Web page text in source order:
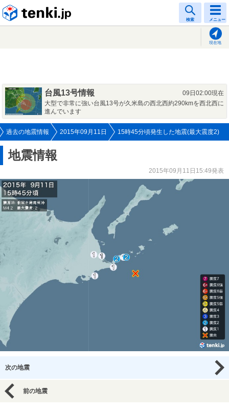
検索 メニュー
現在地
台風13号情報
09日02:00現在
大型で非常に強い台風13号が久米島の西北西約290kmを西北西に
進んでいます
過去の地震情報 2015年09月11日 15時45分頃発生した地震(最大震度2)
地震情報
2015年09月11日15:49発表
次の地震
前の地震